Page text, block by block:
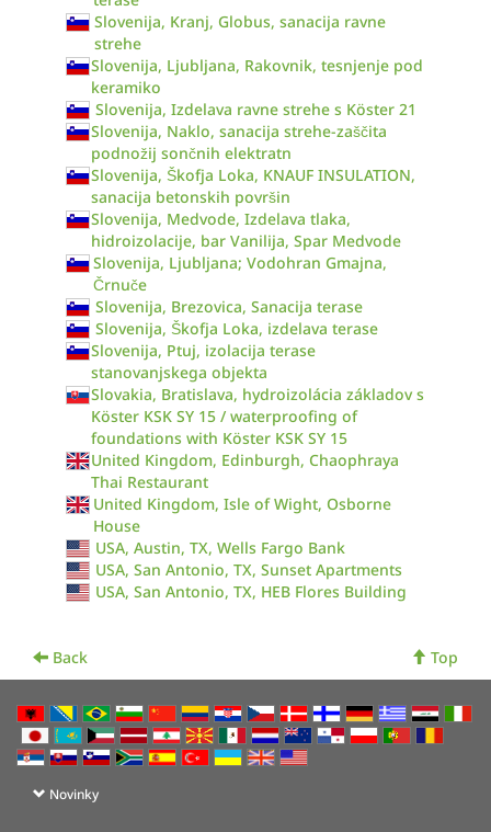
Slovenija, Kranj, Globus, sanacija ravne
strehe
Slovenija, Ljubljana, Rakovnik, tesnjenje pod
keramiko
Slovenija, Izdelava ravne strehe s Köster 21
Slovenija, Naklo, sanacija strehe-zaščita
podnožij sončnih elektratn
Slovenija, Škofja Loka, KNAUF INSULATION,
sanacija betonskih površin
Slovenija, Medvode, Izdelava tlaka,
hidroizolacije, bar Vanilija, Spar Medvode
Slovenija, Ljubljana; Vodohran Gmajna,
Črnuče
Slovenija, Brezovica, Sanacija terase
Slovenija, Škofja Loka, izdelava terase
Slovenija, Ptuj, izolacija terase
stanovanjskega objekta
Slovakia, Bratislava, hydroizolácia základov s
Köster KSK SY 15 / waterproofing of
foundations with Köster KSK SY 15
United Kingdom, Edinburgh, Chaophraya
Thai Restaurant
United Kingdom, Isle of Wight, Osborne
House
USA, Austin, TX, Wells Fargo Bank
USA, San Antonio, TX, Sunset Apartments
USA, San Antonio, TX, HEB Flores Building
Back Top
Novinky